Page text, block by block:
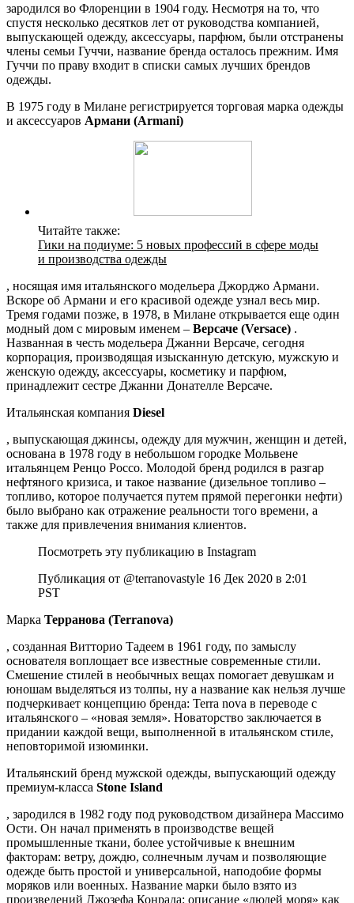
зародился во Флоренции в 1904 году. Несмотря на то, что
спустя несколько десятков лет от руководства компанией,
выпускающей одежду, аксессуары, парфюм, были отстранены
члены семьи Гуччи, название бренда осталось прежним. Имя
Гуччи по праву входит в списки самых лучших брендов
одежды.
В 1975 году в Милане регистрируется торговая марка одежды
и аксессуаров Армани (Armani)
Читайте также:
Гики на подиуме: 5 новых профессий в сфере моды
и производства одежды
, носящая имя итальянского модельера Джорджо Армани.
Вскоре об Армани и его красивой одежде узнал весь мир.
Тремя годами позже, в 1978, в Милане открывается еще один
модный дом с мировым именем – Версаче (Versace) .
Названная в честь модельера Джанни Версаче, сегодня
корпорация, производящая изысканную детскую, мужскую и
женскую одежду, аксессуары, косметику и парфюм,
принадлежит сестре Джанни Донателле Версаче.
Итальянская компания Diesel
, выпускающая джинсы, одежду для мужчин, женщин и детей,
основана в 1978 году в небольшом городке Мольвене
итальянцем Ренцо Россо. Молодой бренд родился в разгар
нефтяного кризиса, и такое название (дизельное топливо –
топливо, которое получается путем прямой перегонки нефти)
было выбрано как отражение реальности того времени, а
также для привлечения внимания клиентов.
Посмотреть эту публикацию в Instagram
Публикация от @terranovastyle 16 Дек 2020 в 2:01
PST
Марка Терранова (Terranova)
, созданная Витторио Тадеем в 1961 году, по замыслу
основателя воплощает все известные современные стили.
Смешение стилей в необычных вещах помогает девушкам и
юношам выделяться из толпы, ну а название как нельзя лучше
подчеркивает концепцию бренда: Terra nova в переводе с
итальянского – «новая земля». Новаторство заключается в
придании каждой вещи, выполненной в итальянском стиле,
неповторимой изюминки.
Итальянский бренд мужской одежды, выпускающий одежду
премиум-класса Stone Island
, зародился в 1982 году под руководством дизайнера Массимо
Ости. Он начал применять в производстве вещей
промышленные ткани, более устойчивые к внешним
факторам: ветру, дождю, солнечным лучам и позволяющие
одежде быть простой и универсальной, наподобие формы
моряков или военных. Название марки было взято из
произведений Джозефа Конрада: описание «людей моря» как